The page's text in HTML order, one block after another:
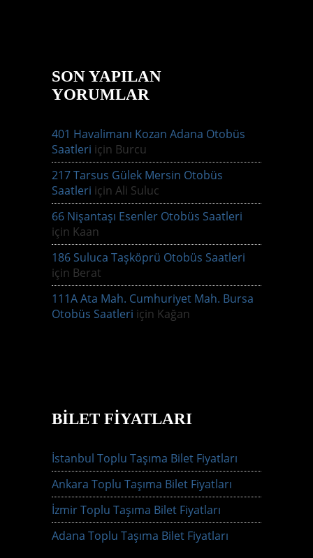
SON YAPILAN
YORUMLAR
401 Havalimanı Kozan Adana Otobüs
Saatleri için Burcu
217 Tarsus Gülek Mersin Otobüs
Saatleri için Ali Suluc
66 Nişantaşı Esenler Otobüs Saatleri
için Kaan
186 Suluca Taşköprü Otobüs Saatleri
için Berat
111A Ata Mah. Cumhuriyet Mah. Bursa
Otobüs Saatleri için Kağan
BILET FIYATLARI
İstanbul Toplu Taşıma Bilet Fiyatları
Ankara Toplu Taşıma Bilet Fiyatları
İzmir Toplu Taşıma Bilet Fiyatları
Adana Toplu Taşıma Bilet Fiyatları